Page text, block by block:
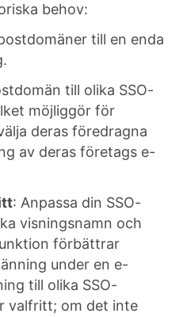
behov:
till en enda
till olika SSO-
möjliggör för
deras föredragna
av deras företags e-
: Anpassa din SSO-
visningsnamn och
förbättrar
under en e-
till olika SSO-
valfritt; om det inte